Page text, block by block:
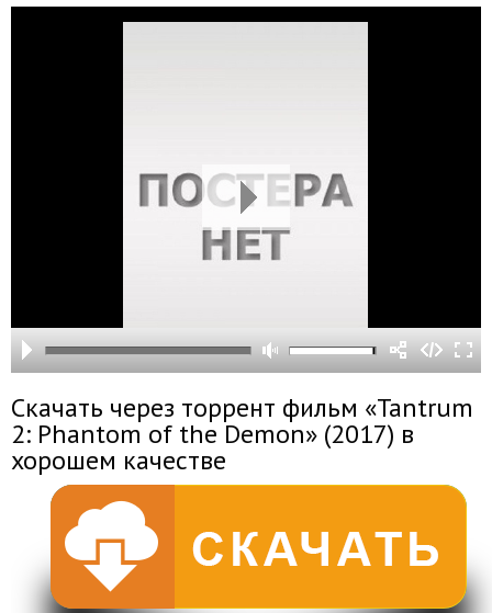
Скачать через торрент фильм «Tantrum
2: Phantom of the Demon» (2017) в
хорошем качестве